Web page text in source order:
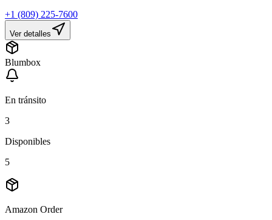
+1 (809) 225-7600
Ver detalles
Blumbox
En tránsito
3
Disponibles
5
Amazon Order